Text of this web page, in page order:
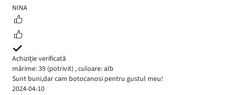
5
NINA
Achiziție verificată
mărime: 39 (potrivit) ,culoare: alb
Sunt buni,dar cam botocanosi pentru gustul meu!
2024-04-10